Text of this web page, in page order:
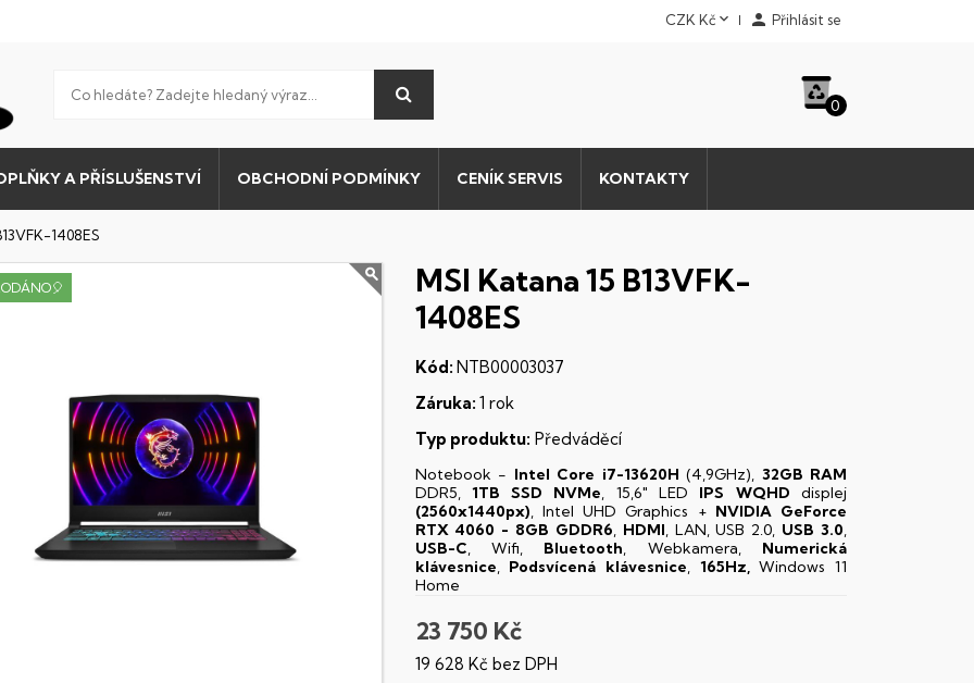
CZK Kč  Přihlásit se
0
A PŘÍSLUŠENSTVÍ OBCHODNÍ PODMÍNKY CENÍK SERVIS KONTAKTY
1408ES
MSI Katana 15 B13VFK-
1408ES
Kód: NTB00003037
Záruka: 1 rok
Typ produktu: Předváděcí
Notebook - Intel Core i7-13620H (4,9GHz), 32GB RAM
DDR5, 1TB SSD NVMe, 15,6" LED IPS WQHD displej
(2560x1440px), Intel UHD Graphics + NVIDIA GeForce
RTX 4060 - 8GB GDDR6, HDMI, LAN, USB 2.0, USB 3.0,
USB-C, Wifi, Bluetooth, Webkamera, Numerická
klávesnice, Podsvícená klávesnice, 165Hz,Windows 11
Home
23 750 Kč
19 628 Kč bez DPH